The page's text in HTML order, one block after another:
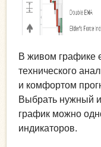
В живом графике
технического
и комфортом
Выбрать нужный
график можно
индикаторов.